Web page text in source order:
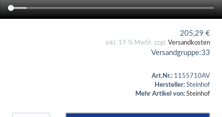
205,29 €
inkl. 19 % MwSt. zzgl. Versandkosten
Versandgruppe:33
Art.Nr.: 1155710AV
Hersteller: Steinhof
Mehr Artikel von: Steinhof